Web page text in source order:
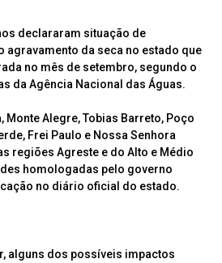
declararam situação de
agravamento da seca no estado que
no mês de setembro, segundo o
da Agência Nacional das Águas.
Monte Alegre, Tobias Barreto, Poço
Frei Paulo e Nossa Senhora
regiões Agreste e do Alto e Médio
homologadas pelo governo
no diário oficial do estado.
alguns dos possíveis impactos